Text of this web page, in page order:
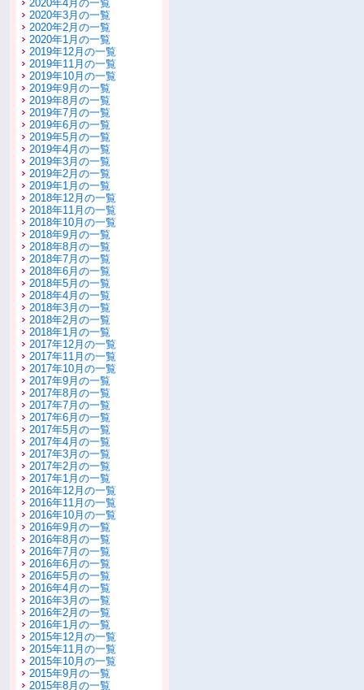
2020年4月の一覧
2020年3月の一覧
2020年2月の一覧
2020年1月の一覧
2019年12月の一覧
2019年11月の一覧
2019年10月の一覧
2019年9月の一覧
2019年8月の一覧
2019年7月の一覧
2019年6月の一覧
2019年5月の一覧
2019年4月の一覧
2019年3月の一覧
2019年2月の一覧
2019年1月の一覧
2018年12月の一覧
2018年11月の一覧
2018年10月の一覧
2018年9月の一覧
2018年8月の一覧
2018年7月の一覧
2018年6月の一覧
2018年5月の一覧
2018年4月の一覧
2018年3月の一覧
2018年2月の一覧
2018年1月の一覧
2017年12月の一覧
2017年11月の一覧
2017年10月の一覧
2017年9月の一覧
2017年8月の一覧
2017年7月の一覧
2017年6月の一覧
2017年5月の一覧
2017年4月の一覧
2017年3月の一覧
2017年2月の一覧
2017年1月の一覧
2016年12月の一覧
2016年11月の一覧
2016年10月の一覧
2016年9月の一覧
2016年8月の一覧
2016年7月の一覧
2016年6月の一覧
2016年5月の一覧
2016年4月の一覧
2016年3月の一覧
2016年2月の一覧
2016年1月の一覧
2015年12月の一覧
2015年11月の一覧
2015年10月の一覧
2015年9月の一覧
2015年8月の一覧